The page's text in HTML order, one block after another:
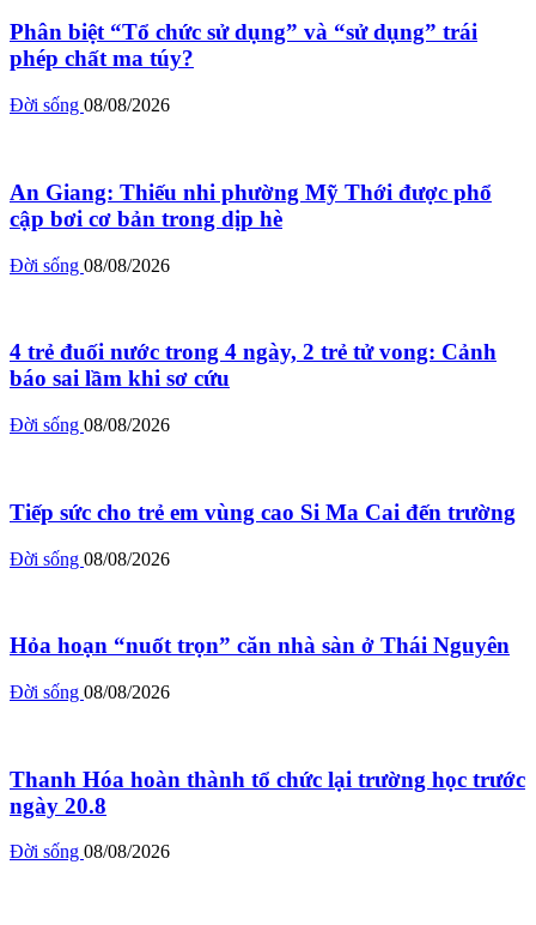
Phân biệt “Tổ chức sử dụng” và “sử dụng” trái
phép chất ma túy?
Đời sống 08/08/2026
An Giang: Thiếu nhi phường Mỹ Thới được phổ
cập bơi cơ bản trong dịp hè
Đời sống 08/08/2026
4 trẻ đuối nước trong 4 ngày, 2 trẻ tử vong: Cảnh
báo sai lầm khi sơ cứu
Đời sống 08/08/2026
Tiếp sức cho trẻ em vùng cao Si Ma Cai đến trường
Đời sống 08/08/2026
Hỏa hoạn “nuốt trọn” căn nhà sàn ở Thái Nguyên
Đời sống 08/08/2026
Thanh Hóa hoàn thành tổ chức lại trường học trước
ngày 20.8
Đời sống 08/08/2026